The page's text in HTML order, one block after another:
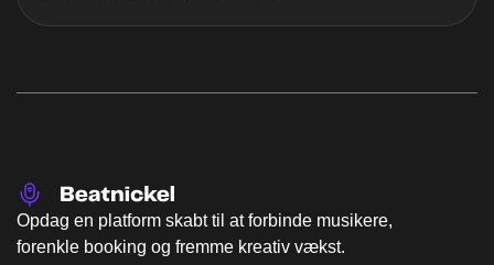
Opdag en platform skabt til at forbinde musikere,
forenkle booking og fremme kreativ vækst.